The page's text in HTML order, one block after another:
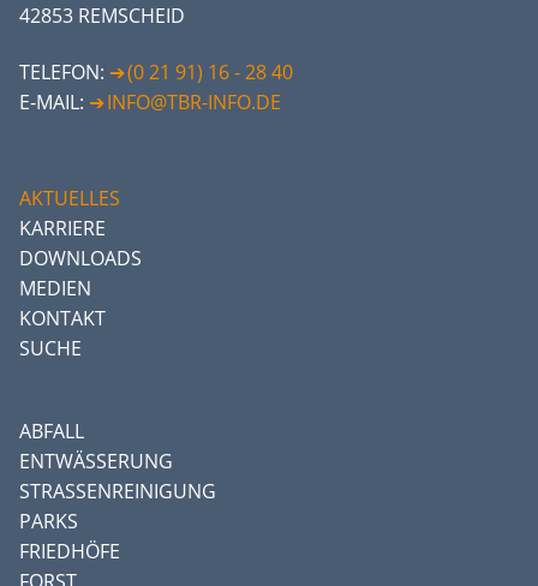
42853 REMSCHEID
TELEFON:
(0 21 91) 16 - 28 40
E-MAIL:
INFO@TBR-INFO.DE
AKTUELLES
KARRIERE
DOWNLOADS
MEDIEN
KONTAKT
SUCHE
ABFALL
ENTWÄSSERUNG
STRASSENREINIGUNG
PARKS
FRIEDHÖFE
FORST